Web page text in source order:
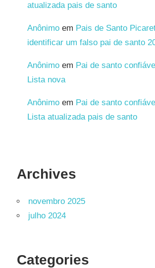
atualizada pais de santo
Anônimo em Pais de Santo
identificar um falso pai de santo
Anônimo em Pai de santo
Lista nova
Anônimo em Pai de santo
Lista atualizada pais de santo
Archives
novembro 2025
julho 2024
Categories